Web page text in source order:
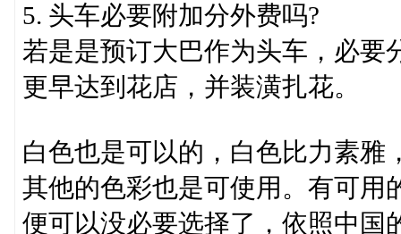
5. 头车必要附加分外费吗?
若是是预订大巴作为头车，必要
更早达到花店，并装潢扎花。
白色也是可以的，白色比力素雅
其他的色彩也是可使用。有可用
便可以没必要选择了，依照中国